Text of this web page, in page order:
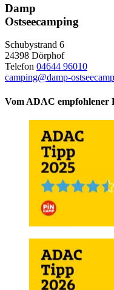
Damp
Ostseecamping
Schubystrand 6
24398 Dörphof
Telefon 04644 96010
camping@damp-
Vom ADAC empfohlener